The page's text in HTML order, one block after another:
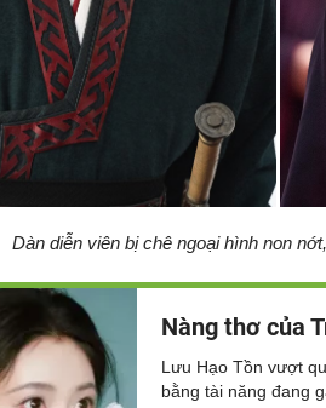
Dàn diễn viên bị chê ngoại hình non
Nàng thơ của
Lưu Hạo Tồn vượt
bằng tài năng đang